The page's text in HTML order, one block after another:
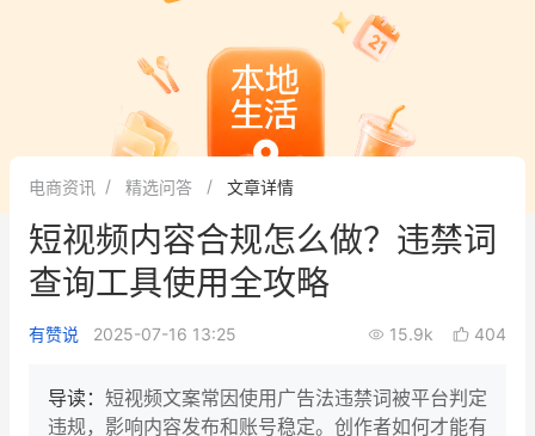
有赞专家说
新零售最佳实践
面对面聊增长
新零售大会 新零售茶会
增长产品指南
电商资讯 精选问答 文章详情
短视频内容合规怎么做？违禁词
查询工具使用全攻略
有赞说 2025-07-16 13:25 15.9k 404
导读： 短视频文案常因使用广告法违禁词被平台判定
违规，影响内容发布和账号稳定。创作者如何才能有